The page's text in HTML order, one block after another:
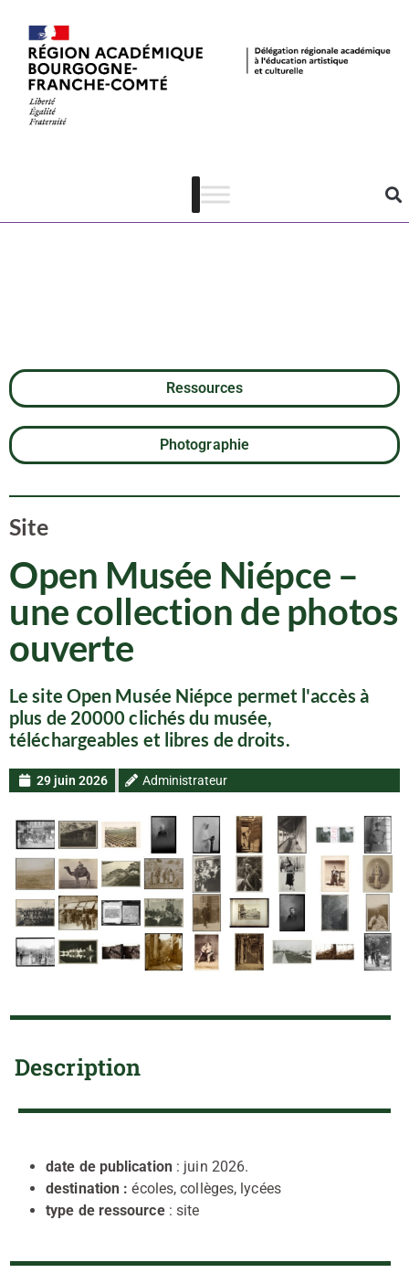
Open Musée
Niépce – une
collection de
Ressources
Photographie
Site
Open Musée Niépce –
une collection de photos
ouverte
Le site Open Musée Niépce permet l'accès à
plus de 20000 clichés du musée,
téléchargeables et libres de droits.
29 juin 2026 Administrateur
Description
date de publication: juin 2026.
destination :écoles, collèges, lycées
type de ressource: site